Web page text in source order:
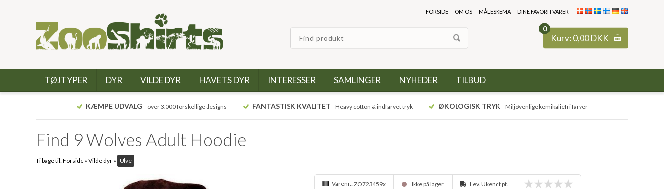
0
Kurv: 0,00DKK
FORSIDE OM OS MÅLESKEMA DINE FAVORITVARER
TØJTYPER DYR VILDE DYR HAVETS DYR INTERESSER SAMLINGER NYHEDER TILBUD
KÆMPE UDVALG over 3.000 forskellige designs FANTASTISK KVALITET Heavy cotton & indfarvet tryk ØKOLOGISK TRYK Miljøvenlige kemikaliefri farver
Find 9 Wolves Adult Hoodie
Tilbage til:Forside » Vilde dyr » Ulve
Varenr.:ZO723459x Ikke på lager Lev. Ukendt pt.